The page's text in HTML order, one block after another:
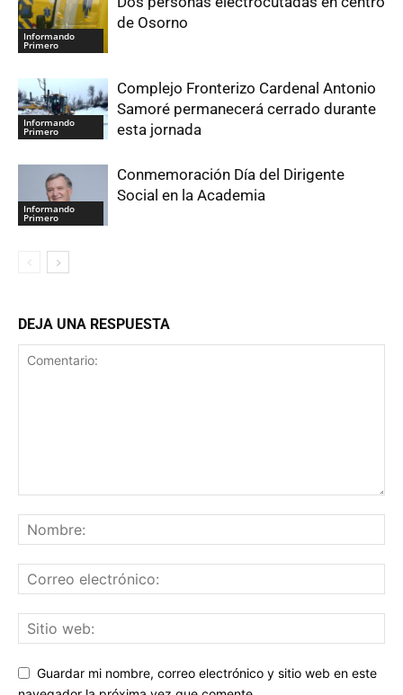
Informando
Primero
de Osorno
Informando
Primero
Complejo Fronterizo Cardenal Antonio
Samoré permanecerá cerrado durante
esta jornada
Informando
Primero
Conmemoración Día del Dirigente
Social en la Academia
DEJA UNA RESPUESTA
Guardar mi nombre, correo electrónico y sitio web en este